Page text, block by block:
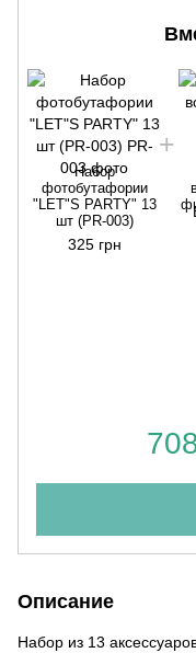
Набор
фотобутафории
"LET"S PARTY" 13
шт (PR-003)
325 грн
Описание
Набор из 13